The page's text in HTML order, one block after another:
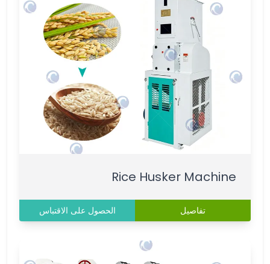
Rice Husker Machine
تفاصيل الحصول على الاقتباس